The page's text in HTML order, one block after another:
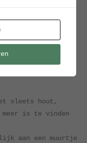
te zijn,
sleets hout,
is te vinden
aan een muurtje